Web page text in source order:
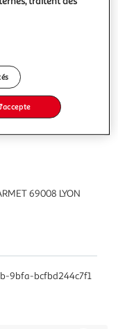
69008 LYON
9bfa-bcfbd244c7f1